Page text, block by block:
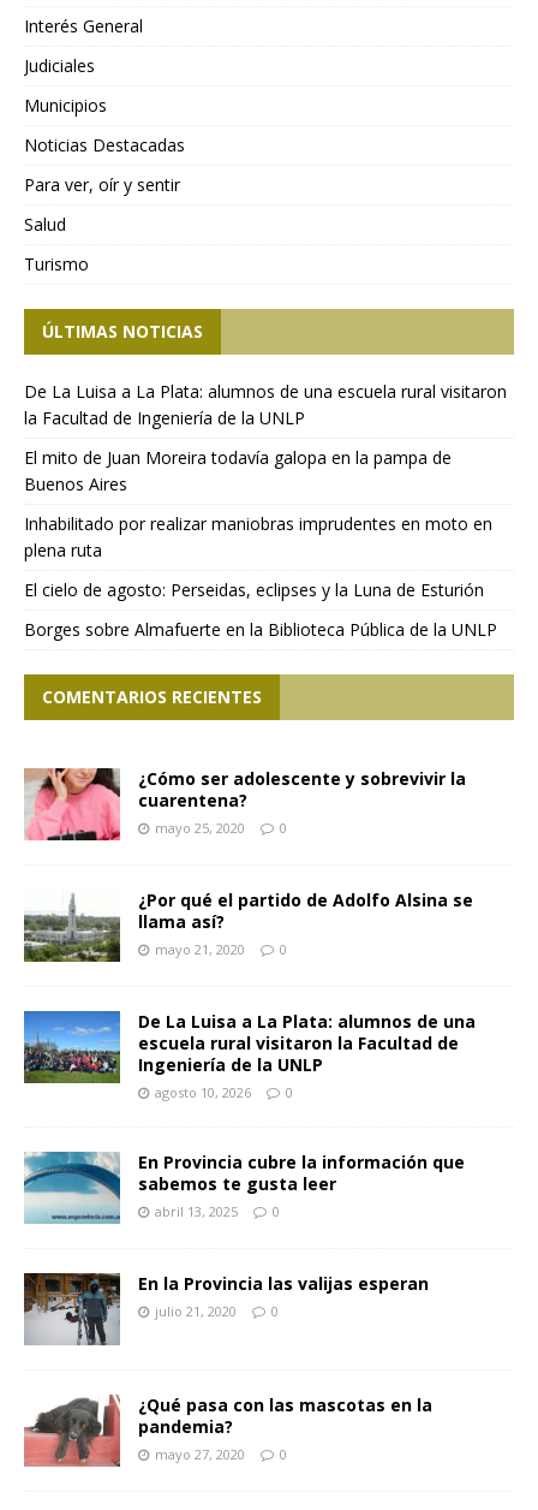
Interés General
Judiciales
Municipios
Noticias Destacadas
Para ver, oír y sentir
Salud
Turismo
ÚLTIMAS NOTICIAS
De La Luisa a La Plata: alumnos de una escuela rural visitaron
la Facultad de Ingeniería de la UNLP
El mito de Juan Moreira todavía galopa en la pampa de
Buenos Aires
Inhabilitado por realizar maniobras imprudentes en moto en
plena ruta
El cielo de agosto: Perseidas, eclipses y la Luna de Esturión
Borges sobre Almafuerte en la Biblioteca Pública de la UNLP
COMENTARIOS RECIENTES
¿Cómo ser adolescente y sobrevivir la
cuarentena?
mayo 25, 2020 0
¿Por qué el partido de Adolfo Alsina se
llama así?
mayo 21, 2020 0
De La Luisa a La Plata: alumnos de una
escuela rural visitaron la Facultad de
Ingeniería de la UNLP
agosto 10, 2026 0
En Provincia cubre la información que
sabemos te gusta leer
abril 13, 2025 0
En la Provincia las valijas esperan
julio 21, 2020 0
¿Qué pasa con las mascotas en la
pandemia?
mayo 27, 2020 0